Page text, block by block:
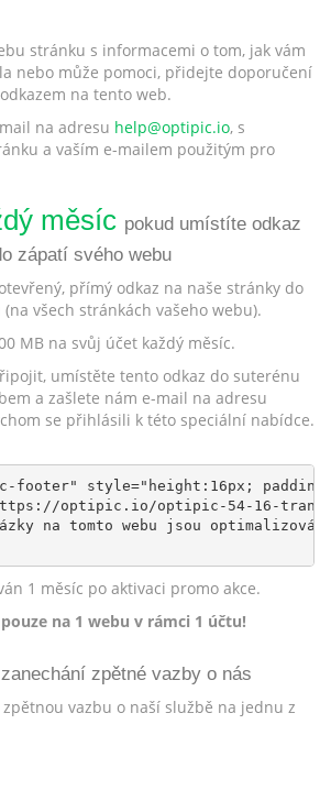
stránku s informacemi o tom, jak vám
nebo může pomoci, přidejte doporučení
na tento web.
na adresu help@optipic.io, s
a vaším e-mailem použitým pro
měsíc pokud umístíte odkaz
zápatí svého webu
přímý odkaz na naše stránky do
všech stránkách vašeho webu).
MB na svůj účet každý měsíc.
umístěte tento odkaz do suterénu
a zašlete nám e-mail na adresu
se přihlásili k této speciální nabídce.
footer" style="height:16px;
optipic.io/optipic-54-16-
na tomto webu jsou
1 měsíc po aktivaci promo akce.
na 1 webu v rámci 1 účtu!
zpětné vazby o nás
vazbu o naší službě na jednu z